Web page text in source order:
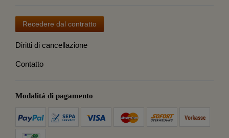
Recedere dal contratto
Diritti di cancellazione
Contatto
Modalitá di pagamento